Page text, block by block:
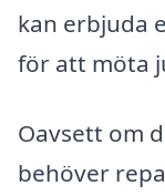
kan erbjuda
för att möta
Oavsett om
behöver